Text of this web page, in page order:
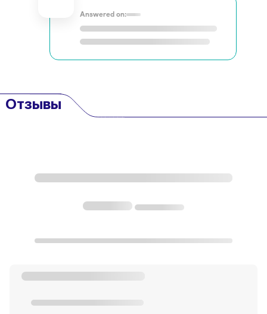
Answered on:
Отзывы